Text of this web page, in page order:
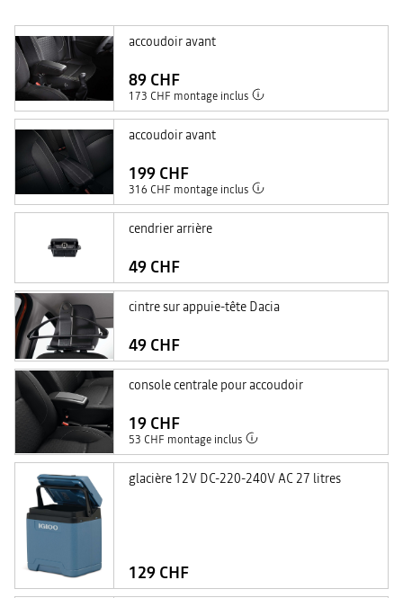
accoudoir avant
89 CHF
173 CHF montage inclus
accoudoir avant
199 CHF
316 CHF montage inclus
cendrier arrière
49 CHF
cintre sur appuie-tête Dacia
49 CHF
console centrale pour accoudoir
19 CHF
53 CHF montage inclus
glacière 12V DC-220-240V AC 27 litres
129 CHF